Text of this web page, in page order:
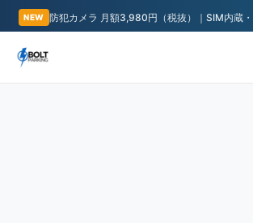
NEW 防犯カメラ 月額3,980円（税抜）｜SIM内蔵